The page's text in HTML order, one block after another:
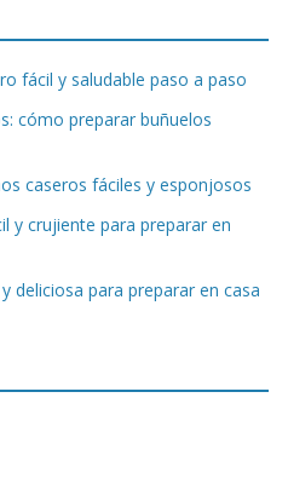
fácil y saludable paso a paso
cómo preparar buñuelos
caseros fáciles y esponjosos
y crujiente para preparar en
deliciosa para preparar en casa